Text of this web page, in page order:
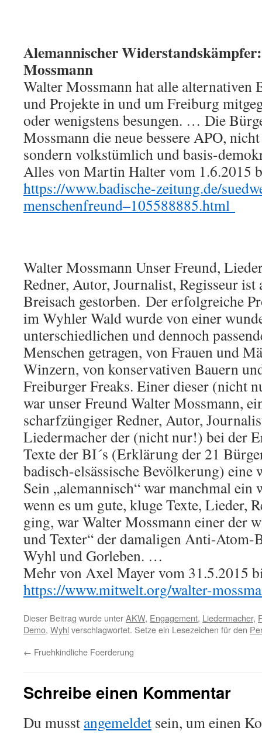
Alemannischer
Mossmann
Walter Mossmann hat alle alternativen
und Projekte in und um Freiburg
oder wenigstens besungen. … Die
Mossmann die neue bessere APO,
sondern volkstümlich und basis-
Alles von Martin Halter vom 1.6.2015
https://www.badische-zeitung.de/
menschenfreund–105588885.html
Walter Mossmann Unser Freund,
Redner, Autor, Journalist, Regisseur
Breisach gestorben. Der erfolgreiche
im Wyhler Wald wurde von einer
unterschiedlichen und dennoch
Menschen getragen, von Frauen und
Winzern, von konservativen Bauern
Freiburger Freaks. Einer dieser (nicht
war unser Freund Walter Mossmann,
scharfzüngiger Redner, Autor,
Liedermacher der (nicht nur!) bei der
Texte der BI´s (Erklärung der 21
badisch-elsässische Bevölkerung) eine
Sein „alemannisch“ war manchmal
wenn es um gute, kluge Texte, Lieder,
ging, war Walter Mossmann einer der
und Texter“ der damaligen Anti-Atom-
Wyhl und Gorleben. …
Mehr von Axel Mayer vom 31.5.2015
https://www.mitwelt.org/walter-
Dieser Beitrag wurde unterAKW, Engagement, Liedermacher,
Demo, Wyhl verschlagwortet. Setze ein Lesezeichen für den
← Fruehkindliche Foerderung
Schreibe einen Kommentar
Du musst angemeldet sein, um einen